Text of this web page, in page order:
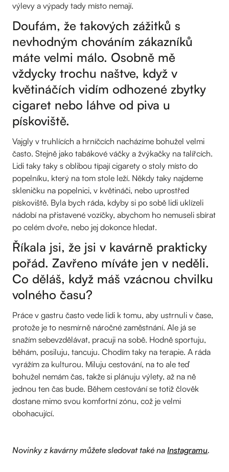
výlevy a výpady tady místo nemají.
Doufám, že takových zážitků s
nevhodným chováním zákazníků
máte velmi málo. Osobně mě
vždycky trochu naštve, když v
květináčích vidím odhozené zbytky
cigaret nebo láhve od piva u
pískoviště.
Vajgly v truhlících a hrníčcích nacházíme bohužel velmi
často. Stejně jako tabákové váčky a žvýkačky na talířcích.
Lidi taky taky s oblibou típají cigarety o stoly místo do
popelníku, který na tom stole leží. Někdy taky najdeme
skleničku na popelnici, v květináči, nebo uprostřed
pískoviště. Byla bych ráda, kdyby si po sobě lidi uklízeli
nádobí na přistavené vozíčky, abychom ho nemuseli sbírat
po celém dvoře, nebo jej dokonce hledat.
Říkala jsi, že jsi v kavárně prakticky
pořád. Zavřeno míváte jen v neděli.
Co děláš, když máš vzácnou chvilku
volného času?
Práce v gastru často vede lidi k tomu, aby ustrnuli v čase,
protože je to nesmírně náročné zaměstnání. Ale já se
snažím sebevzdělávat, pracuji na sobě. Hodně sportuju,
běhám, posiluju, tancuju. Chodím taky na terapie. A ráda
vyrážím za kulturou. Miluju cestování, na to ale teď
bohužel nemám čas, takže si plánuju výlety, až na ně
jednou ten čas bude. Během cestování se totiž člověk
dostane mimo svou komfortní zónu, což je velmi
obohacující.
Novinky z kavárny můžete sledovat také na Instagramu.